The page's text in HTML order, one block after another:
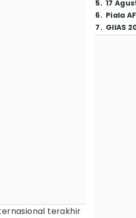
terakhir
5. 17
6. Piala
7. GIIAS